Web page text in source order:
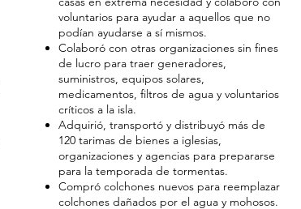
voluntarios para ayudar a aquellos que no
podían ayudarse a sí mismos.
Colaboró con otras organizaciones sin fines
de lucro para traer generadores,
suministros, equipos solares,
medicamentos, filtros de agua y voluntarios
críticos a la isla.
Adquirió, transportó y distribuyó más de
120 tarimas de bienes a iglesias,
organizaciones y agencias para prepararse
para la temporada de tormentas.
Compró colchones nuevos para reemplazar
colchones dañados por el agua y mohosos.